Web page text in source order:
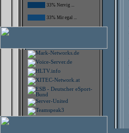
33% Nervig ...
33% Mir egal ...